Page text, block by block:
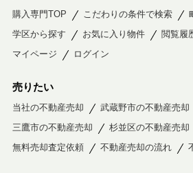
購入専門TOP こだわりの条件で検索
学区から探す
お気に入り物件 閲覧履
マイページ
ログイン
売りたい
当社の不動産売却
武蔵野市の不動産売却
三鷹市の不動産売却
杉並区の不動産売却
無料売却査定依頼
不動産売却の流れ